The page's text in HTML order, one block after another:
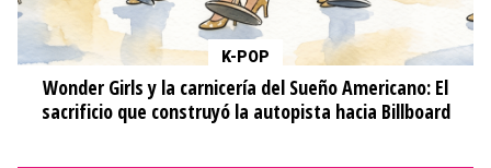
K-POP
Wonder Girls y la carnicería del Sueño Americano: El
sacrificio que construyó la autopista hacia Billboard